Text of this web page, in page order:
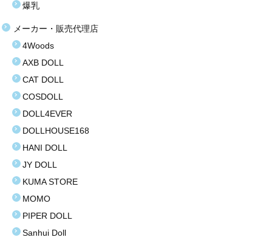
15万〜17万円
19万円以上
お問い合わせ
爆乳
メーカー・販売代理店
4Woods
AXB DOLL
CAT DOLL
COSDOLL
DOLL4EVER
DOLLHOUSE168
HANI DOLL
JY DOLL
KUMA STORE
MOMO
PIPER DOLL
Sanhui Doll